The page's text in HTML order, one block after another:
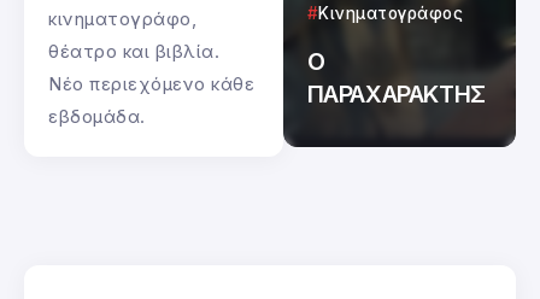
κινηματογράφο,
θέατρο και βιβλία.
Νέο περιεχόμενο κάθε
εβδομάδα.
Κινηματογράφος
Ο
ΠΑΡΑΧΑΡΑΚΤΗΣ
Κινηματογράφος
Ο
ΠΑΡΑΧΑΡΑΚΤΗΣ